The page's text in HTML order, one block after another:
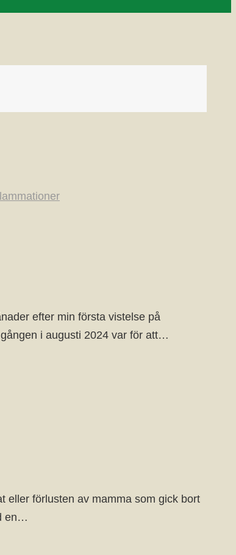
efter min första vistelse på
i augusti 2024 var för att…
eller förlusten av mamma som gick bort
en…